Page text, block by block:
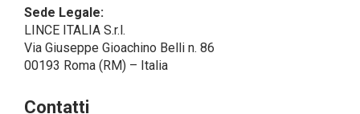
operazioni determinate per conto di LINCE ITALIA e
conformemente alle istruzioni fornite da
quest’ultima sulla base di specifico accordo per la
gestione dei dati.
• Il trattamento di dati personali si compone di tutte le
Sede Legale:
LINCE ITALIA S.r.l.
Via Giuseppe Gioachino Belli n. 86
00193 Roma (RM) – Italia
Contatti